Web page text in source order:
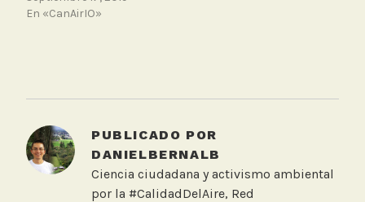
En «CanAirIO»
e
d
PUBLICADO POR
DANIELBERNALB
Ciencia ciudadana y activismo ambiental
por la #CalidadDelAire, Red